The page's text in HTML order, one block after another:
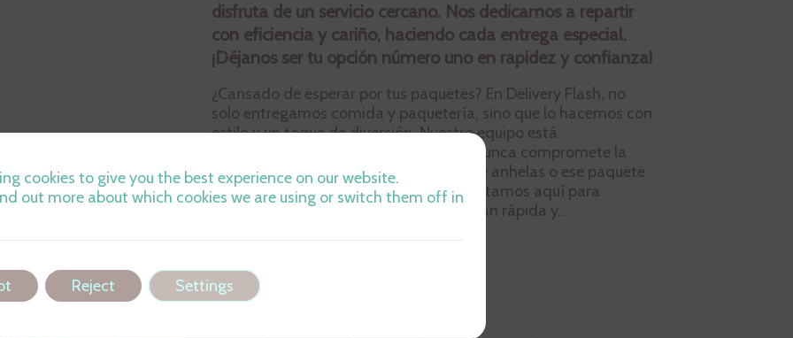
disfruta de un servicio cercano. Nos dedicamos a repartir
con eficiencia y cariño, haciendo cada entrega especial.
¡Déjanos ser tu opción número uno en rapidez y confianza!
¿Cansado de esperar por tus paquetes? En Delivery Flash, no
solo entregamos comida y paquetería, sino que lo hacemos con
estilo y un toque de diversión. Nuestro equipo está
comprometido con la velocidad, pero nunca compromete la
seguridad. Ya sea esa pizza caliente que anhelas o ese paquete
importante que necesitas recibir hoy, estamos aquí para
asegurarnos de que cada entrega sea tan rápida y...
cookies to give you the best experience on our website.
out more about which cookies we are using or switch them off in
Reject Settings